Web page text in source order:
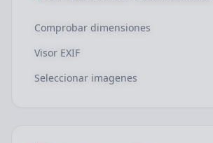
Comprobar dimensiones
Visor EXIF
Seleccionar imagenes